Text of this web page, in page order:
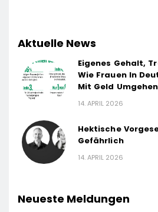
Aktuelle News
Eigenes Gehalt,
Wie Frauen In
Mit Geld Umgehen
14. APRIL 2026
Hektische
Gefährlich
14. APRIL 2026
Neueste Meldungen